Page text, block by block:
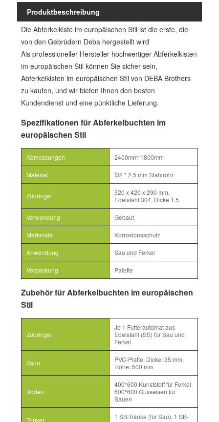
Produktbeschreibung
Die Abferkelkiste im europäischen Stil ist die erste, die
von den Gebrüdern Deba hergestellt wird
Als professioneller Hersteller hochwertiger Abferkelkisten
im europäischen Stil können Sie sicher sein,
Abferkelkisten im europäischen Stil von DEBA Brothers
zu kaufen, und wir bieten Ihnen den besten
Kundendienst und eine pünktliche Lieferung.
Spezifikationen für Abferkelbuchten im
europäischen Stil
Abmessungen 2400mm*1800mm
Material Ï32 * 2,5 mm Stahlrohr
Zubringer
520 x 420 x 290 mm,
Edelstahl 304, Dicke 1,5
Verwendung Gebaut
Merkmale Korrosionsschutz
Anwendung Sau und Ferkel
Verpackung Palette
Zubehör für Abferkelbuchten im europäischen
Stil
Zubringer
Je 1 Futterautomat aus
Edelstahl (SS) für Sau und
Ferkel
Zaun
PVC-Platte, Dicke: 35 mm,
Höhe: 500 mm
Boden
400*600 Kunststoff für Ferkel,
600*600 Gusseisen für
Sauen
Trinker
1 SB-Tränke (für Sau), 1 SB-